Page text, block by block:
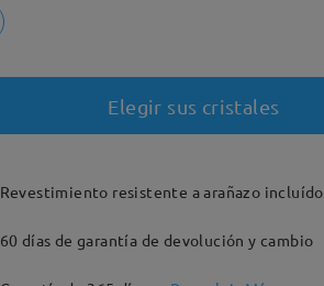
Elegir sus cristales
Revestimiento resistente a arañazo incluído
60 días de garantía de devolución y cambio